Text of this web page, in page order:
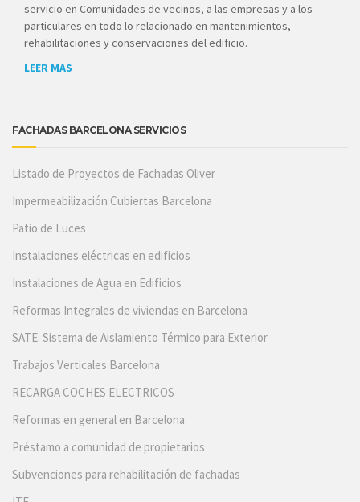
servicio en Comunidades de vecinos, a las empresas y a los
particulares en todo lo relacionado en mantenimientos,
rehabilitaciones y conservaciones del edificio.
LEER MAS
FACHADAS BARCELONA SERVICIOS
Listado de Proyectos de Fachadas Oliver
Impermeabilización Cubiertas Barcelona
Patio de Luces
Instalaciones eléctricas en edificios
Instalaciones de Agua en Edificios
Reformas Integrales de viviendas en Barcelona
SATE: Sistema de Aislamiento Térmico para Exterior
Trabajos Verticales Barcelona
RECARGA COCHES ELECTRICOS
Reformas en general en Barcelona
Préstamo a comunidad de propietarios
Subvenciones para rehabilitación de fachadas